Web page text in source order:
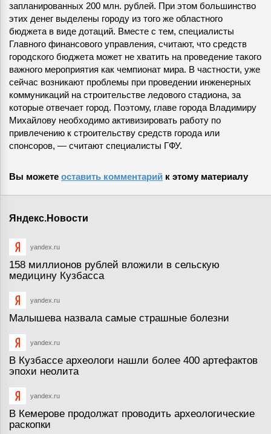
запланированных 200 млн. рублей. При этом большинство
этих денег выделены городу из того же областного
бюджета в виде дотаций. Вместе с тем, специалисты
Главного финансового управления, считают, что средств
городского бюджета может не хватить на проведение такого
важного мероприятия как чемпионат мира. В частности, уже
сейчас возникают проблемы при проведении инженерных
коммуникаций на строительстве ледового стадиона, за
которые отвечает город. Поэтому, главе города Владимиру
Михайлову необходимо активизировать работу по
привлечению к строительству средств города или
спонсоров, — считают специалисты ГФУ.
Вы можете оставить комментарий к этому материалу
Яндекс.Новости
yandex.ru
158 миллионов рублей вложили в сельскую
медицину Кузбасса
yandex.ru
Малышева назвала самые страшные болезни
yandex.ru
В Кузбассе археологи нашли более 400 артефактов
эпохи неолита
yandex.ru
В Кемерове продолжат проводить археологические
раскопки